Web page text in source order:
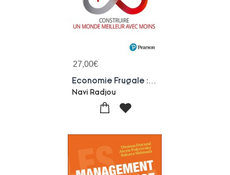
27,00€
Navi Radjou